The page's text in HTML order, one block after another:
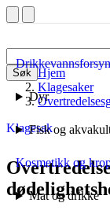
Søk
Dyr
Fisk og
Kosmetikk og
Mat og drikke
Hjem
Klagesaker
Klagesak